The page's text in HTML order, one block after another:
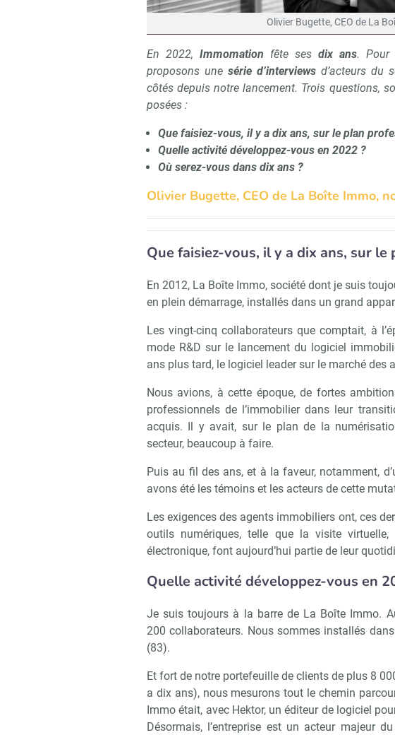
Olivier Bugette, CEO de La
En 2022,Immomation fête sesdix ans. Pour
proposons unesérie d’interviews d’acteurs du
côtés depuis notre lancement. Trois questions,
posées :
Que faisiez-vous, il y a dix ans, sur le plan
Quelle activité développez-vous en 2022 ?
Où serez-vous dans dix ans ?
Olivier Bugette, CEO de La Boîte Immo,
Que faisiez-vous, il y a dix ans, sur
En 2012, La Boîte Immo, société dont je suis
en plein démarrage, installés dans un grand
Les vingt-cinq collaborateurs que comptait, à
mode R&D sur le lancement du logiciel
ans plus tard, le logiciel leader sur le marché des
Nous avions, à cette époque, de fortes
professionnels de l’immobilier dans leur
acquis. Il y avait, sur le plan de la
secteur, beaucoup à faire.
Puis au fil des ans, et à la faveur, notamment,
avons été les témoins et les acteurs de cette
Les exigences des agents immobiliers ont, ces
outils numériques, telle que la visite
électronique, font aujourd’hui partie de leur
Quelle activité développez-vous en
Je suis toujours à la barre de La Boîte Immo.
200 collaborateurs. Nous sommes installés
(83).
Et fort de notre portefeuille de clients de plus 8
a dix ans), nous mesurons tout le chemin
Immo était, avec Hektor, un éditeur de logiciel
Désormais, l’entreprise est un acteur majeur
Recevoir Immo
Non